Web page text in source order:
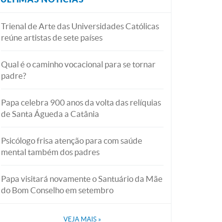
Trienal de Arte das Universidades Católicas
reúne artistas de sete países
Qual é o caminho vocacional para se tornar
padre?
Papa celebra 900 anos da volta das relíquias
de Santa Águeda a Catânia
Psicólogo frisa atenção para com saúde
mental também dos padres
Papa visitará novamente o Santuário da Mãe
do Bom Conselho em setembro
VEJA MAIS »